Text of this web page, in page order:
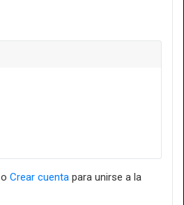
o Crear cuenta para unirse a la